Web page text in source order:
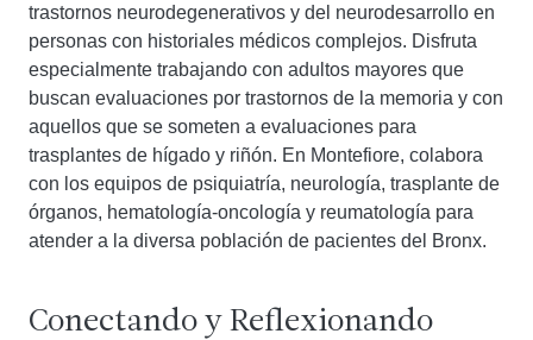
trastornos neurodegenerativos y del neurodesarrollo en
personas con historiales médicos complejos. Disfruta
especialmente trabajando con adultos mayores que
buscan evaluaciones por trastornos de la memoria y con
aquellos que se someten a evaluaciones para
trasplantes de hígado y riñón. En Montefiore, colabora
con los equipos de psiquiatría, neurología, trasplante de
órganos, hematología-oncología y reumatología para
atender a la diversa población de pacientes del Bronx.
Conectando y Reflexionando